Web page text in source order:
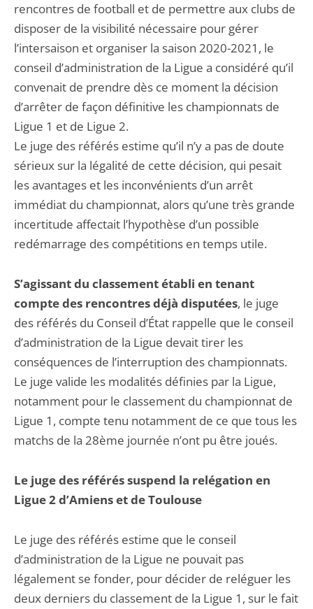
rencontres de football et de permettre aux clubs de
disposer de la visibilité nécessaire pour gérer
l’intersaison et organiser la saison 2020-2021, le
conseil d’administration de la Ligue a considéré qu’il
convenait de prendre dès ce moment la décision
d’arrêter de façon définitive les championnats de
Ligue 1 et de Ligue 2.
Le juge des référés estime qu’il n’y a pas de doute
sérieux sur la légalité de cette décision, qui pesait
les avantages et les inconvénients d’un arrêt
immédiat du championnat, alors qu’une très grande
incertitude affectait l’hypothèse d’un possible
redémarrage des compétitions en temps utile.
S’agissant du classement établi en tenant
compte des rencontres déjà disputées, le juge
des référés du Conseil d’État rappelle que le conseil
d’administration de la Ligue devait tirer les
conséquences de l’interruption des championnats.
Le juge valide les modalités définies par la Ligue,
notamment pour le classement du championnat de
Ligue 1, compte tenu notamment de ce que tous les
matchs de la 28ème journée n’ont pu être joués.
Le juge des référés suspend la relégation en
Ligue 2 d’Amiens et de Toulouse
Le juge des référés estime que le conseil
d’administration de la Ligue ne pouvait pas
légalement se fonder, pour décider de reléguer les
deux derniers du classement de la Ligue 1, sur le fait